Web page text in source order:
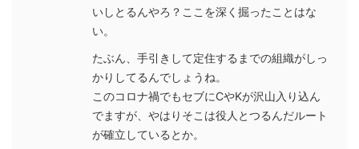
いしとるんやろ？ここを深く掘ったことはな
い。
たぶん、手引きして定住するまでの組織がしっ
かりしてるんでしょうね。
このコロナ禍でもセブにCやKが沢山入り込ん
でますが、やはりそこは役人とつるんだルート
が確立しているとか。